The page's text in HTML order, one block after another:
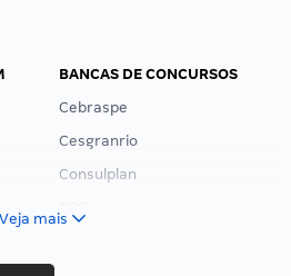
BANCAS DE CONCURSOS
Cebraspe
Cesgranrio
Consulplan
Veja mais